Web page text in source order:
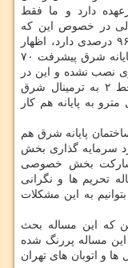
دارد و ما فقط
در خصوص این كه
گفته می شود پایانه شرق پیشرفت فیزیكی ۹۶ درصدی دارد، اظهار
داشت: اینگونه نیست و تنها یك ساختمان از پایانه شرق پیشرفت ۷۰
نصب نشده و این در
شرایطی است كه قرار بود ایستگاه مترو خط ۲ به ترمینال شرق
به پایانه هم كار
این كه اگر ۱۰۰ درصد ساختمان پایانه شرق هم
سرمایه گذاری بخش
بخش خصوصی
تحریم ها و نگرانی
به این مشكلات
كه این مساله بحث
مساله پررنگ شده
و اتوبان های تهران